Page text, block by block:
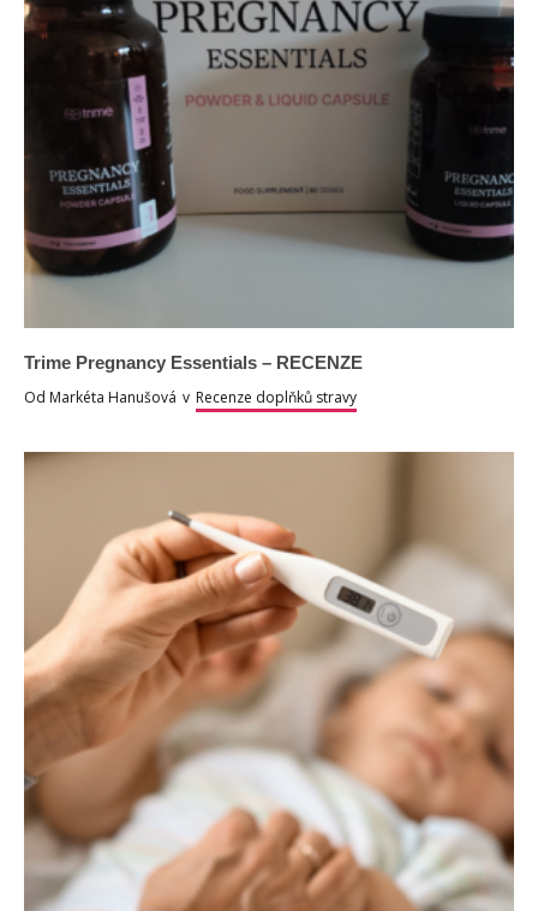
Trime Pregnancy Essentials – RECENZE
Od Markéta Hanušová v Recenze doplňků stravy